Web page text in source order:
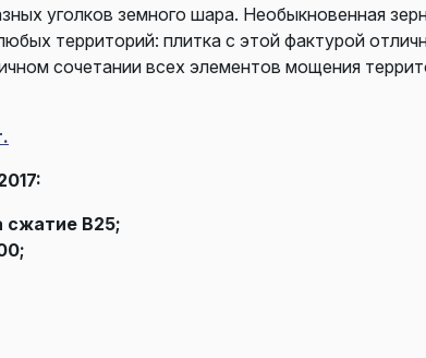
уголков земного шара. Необыкновенная
территорий: плитка с этой фактурой
сочетании всех элементов мощения
сжатие В25;